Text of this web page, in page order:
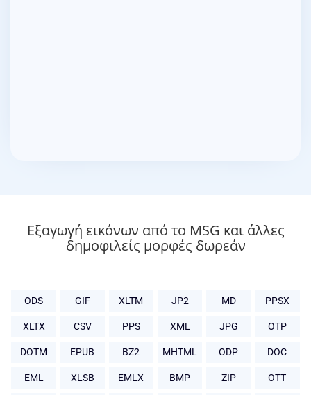
Εξαγωγή εικόνων από το MSG και άλλες
δημοφιλείς μορφές δωρεάν
ODS GIF XLTM JP2 MD PPSX
XLTX CSV PPS XML JPG OTP
DOTM EPUB BZ2 MHTML ODP DOC
EML XLSB EMLX BMP ZIP OTT